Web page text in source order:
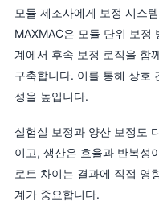
모듈 제조사에게 보정 시스
MAXMAC은 모듈 단위 보정
계에서 후속 보정 로직을 함
구축합니다. 이를 통해 상호
성을 높입니다.
실험실 보정과 양산 보정도
이고, 생산은 효율과 반복성
로트 차이는 결과에 직접 영
계가 중요합니다.